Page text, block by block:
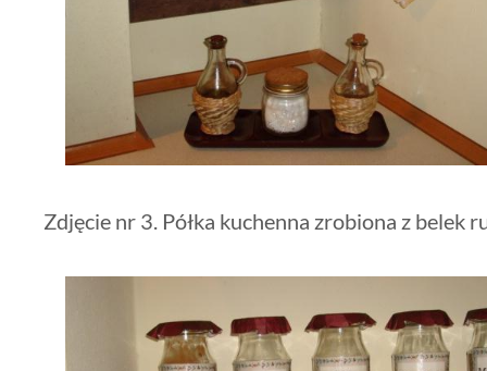
Zdjęcie nr 3. Półka kuchenna zrobiona z belek